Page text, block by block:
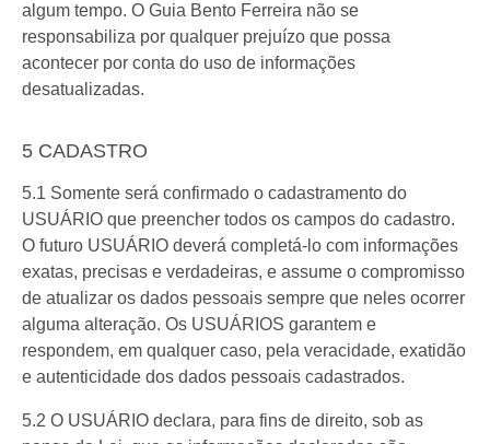
algum tempo. O Guia Bento Ferreira não se
responsabiliza por qualquer prejuízo que possa
acontecer por conta do uso de informações
desatualizadas.
5 CADASTRO
5.1 Somente será confirmado o cadastramento do
USUÁRIO que preencher todos os campos do cadastro.
O futuro USUÁRIO deverá completá-lo com informações
exatas, precisas e verdadeiras, e assume o compromisso
de atualizar os dados pessoais sempre que neles ocorrer
alguma alteração. Os USUÁRIOS garantem e
respondem, em qualquer caso, pela veracidade, exatidão
e autenticidade dos dados pessoais cadastrados.
5.2 O USUÁRIO declara, para fins de direito, sob as